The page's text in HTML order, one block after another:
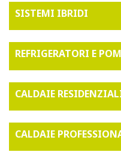
SISTEMI IBRIDI
REFRIGERATORI E
CALDAIE
CALDAIE